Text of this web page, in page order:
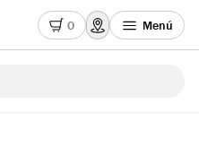
0 Menú